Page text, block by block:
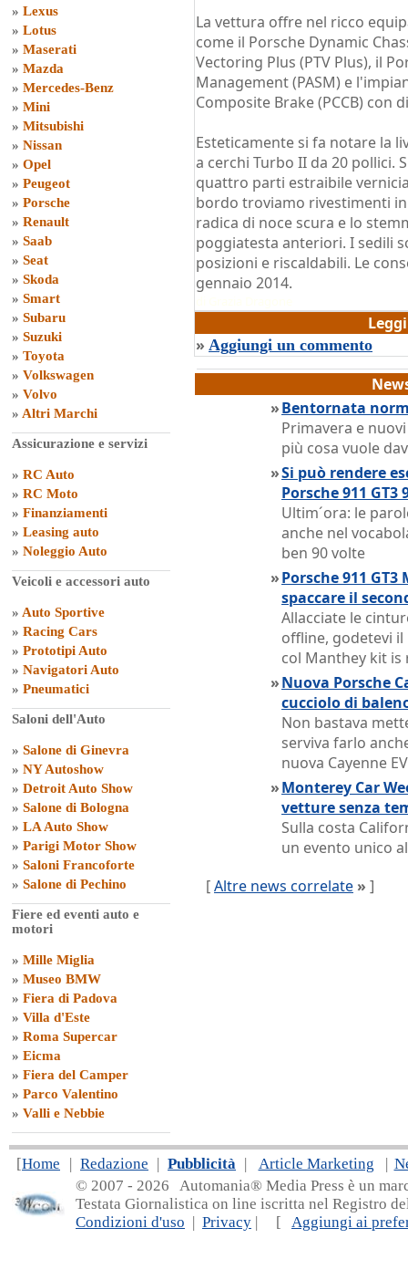
» Lexus
» Lotus
» Maserati
» Mazda
» Mercedes-Benz
» Mini
» Mitsubishi
» Nissan
» Opel
» Peugeot
» Porsche
» Renault
» Saab
» Seat
» Skoda
» Smart
» Subaru
» Suzuki
» Toyota
» Volkswagen
» Volvo
» Altri Marchi
Assicurazione e servizi
» RC Auto
» RC Moto
» Finanziamenti
» Leasing auto
» Noleggio Auto
Veicoli e accessori auto
» Auto Sportive
» Racing Cars
» Prototipi Auto
» Navigatori Auto
» Pneumatici
Saloni dell'Auto
» Salone di Ginevra
» NY Autoshow
» Detroit Auto Show
» Salone di Bologna
» LA Auto Show
» Parigi Motor Show
» Saloni Francoforte
» Salone di Pechino
Fiere ed eventi auto e
motori
» Mille Miglia
» Museo BMW
» Fiera di Padova
» Villa d'Este
» Roma Supercar
» Eicma
» Fiera del Camper
» Parco Valentino
» Valli e Nebbie
La vettura offre nel ricco
come il Porsche Dynamic
Vectoring Plus (PTV Plus), il
Management (PASM) e
Composite Brake (PCCB) con
Esteticamente si fa notare la
a cerchi Turbo II da 20 pollici.
quattro parti estraibile
bordo troviamo rivestimenti
radica di noce scura e lo
poggiatesta anteriori. I sedili
posizioni e riscaldabili. Le
gennaio 2014.
» Aggiungi un commento
»Bentornata
Primavera e
più cosa vuole
»Si può rendere
Porsche 911 GT3
Ultim´ora: le
anche nel
ben 90 volte
»Porsche 911
spaccare il
Allacciate le
offline, godetevi il
col Manthey kit
»Nuova Porsche
cucciolo di
Non bastava
serviva farlo
nuova Cayenne EV
»Monterey Car
vetture senza
Sulla costa
un evento unico
[Altre news correlate » ]
[Home | Redazione | Pubblicità | Article Marketing |
© 2007 - 2026 Automania® Media Press è un
Testata Giornalistica on line iscritta nel Registro
Condizioni d'uso | Privacy | [ Aggiungi ai